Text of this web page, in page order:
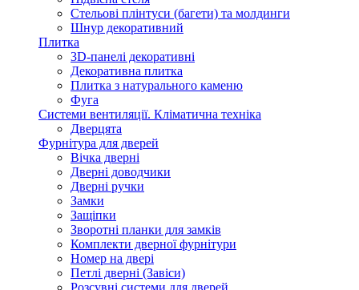
Стельові плінтуси (багети) та молдинги
Шнур декоративний
Плитка
3D-панелі декоративні
Декоративна плитка
Плитка з натурального каменю
Фуга
Системи вентиляції. Кліматична техніка
Дверцята
Фурнітура для дверей
Вічка дверні
Дверні доводчики
Дверні ручки
Замки
Защіпки
Зворотні планки для замків
Комплекти дверної фурнітури
Номер на двері
Петлі дверні (Завіси)
Розсувні системи для дверей